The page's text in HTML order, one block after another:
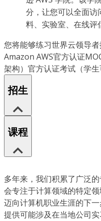
分，让您可以全面访
料、实验室、在线评
您将能够练习世界云领导
Amazon AWS官方认证
架构）官方认证考试（学生
招生
课程
多年来，我们积累了广泛
会专注于计算领域的特定
迈向计算机职业生涯的下
提供可能涉及在当地公司实